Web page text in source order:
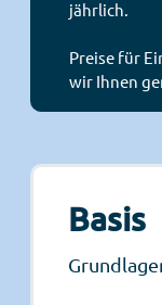
jährlich.
Preise für
wir Ihnen
Basis